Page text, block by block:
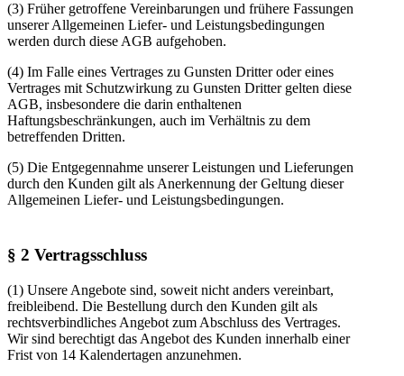
(3) Früher getroffene Vereinbarungen und frühere Fassungen
unserer Allgemeinen Liefer- und Leistungsbedingungen
werden durch diese AGB aufgehoben.
(4) Im Falle eines Vertrages zu Gunsten Dritter oder eines
Vertrages mit Schutzwirkung zu Gunsten Dritter gelten diese
AGB, insbesondere die darin enthaltenen
Haftungsbeschränkungen, auch im Verhältnis zu dem
betreffenden Dritten.
(5) Die Entgegennahme unserer Leistungen und Lieferungen
durch den Kunden gilt als Anerkennung der Geltung dieser
Allgemeinen Liefer- und Leistungsbedingungen.
§ 2 Vertragsschluss
(1) Unsere Angebote sind, soweit nicht anders vereinbart,
freibleibend. Die Bestellung durch den Kunden gilt als
rechtsverbindliches Angebot zum Abschluss des Vertrages.
Wir sind berechtigt das Angebot des Kunden innerhalb einer
Frist von 14 Kalendertagen anzunehmen.